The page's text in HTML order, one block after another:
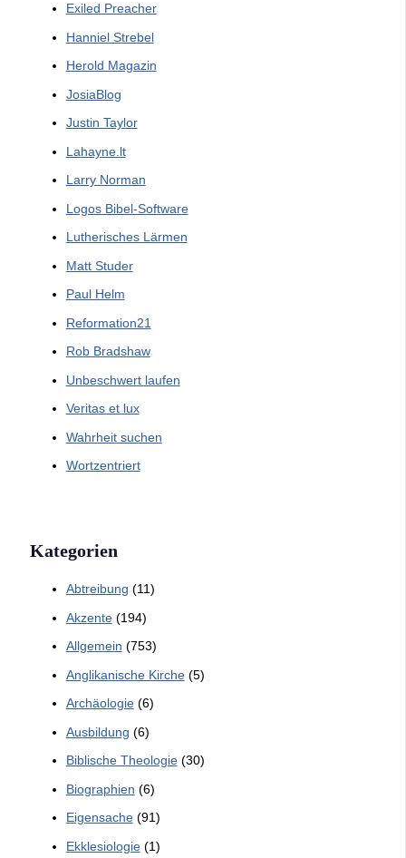
Exiled Preacher
Hanniel Strebel
Herold Magazin
JosiaBlog
Justin Taylor
Lahayne.lt
Larry Norman
Logos Bibel-Software
Lutherisches Lärmen
Matt Studer
Paul Helm
Reformation21
Rob Bradshaw
Unbeschwert laufen
Veritas et lux
Wahrheit suchen
Wortzentriert
Kategorien
Abtreibung (11)
Akzente(194)
Allgemein (753)
Anglikanische Kirche(5)
Archäologie(6)
Ausbildung (6)
Biblische Theologie(30)
Biographien (6)
Eigensache(91)
Ekklesiologie(1)